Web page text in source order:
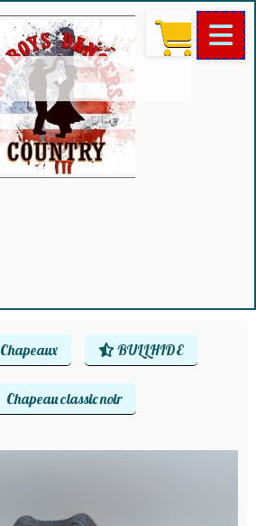
Chapeaux BULLHIDE
Chapeau classic noir